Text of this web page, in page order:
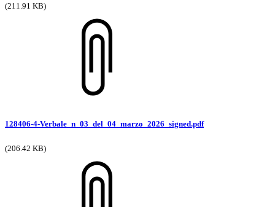
(211.91 KB)
128406-4-Verbale_n_03_del_04_marzo_2026_signed.pdf
(206.42 KB)